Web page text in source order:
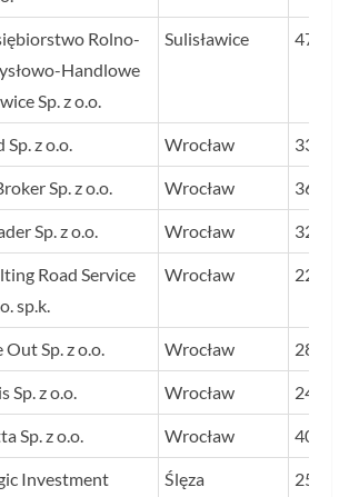
Rolno-
Handlowe
Sp. z o.o.
Sulisławice 47
z o.o. Wrocław 33
Sp. z o.o. Wrocław 36
Sp. z o.o. Wrocław 32
Road Service
sp.k.
Wrocław 22
Sp. z o.o. Wrocław 28
Sp. z o.o. Wrocław 24
Sp. z o.o. Wrocław 40
Investment
Ślęza 25